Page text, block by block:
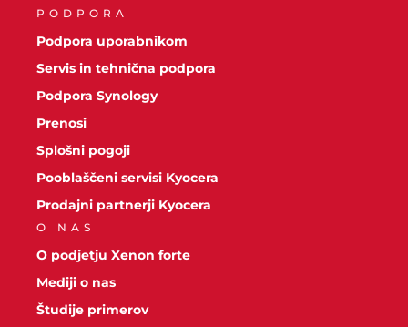
PODPORA
Podpora uporabnikom
Servis in tehnična podpora
Podpora Synology
Prenosi
Splošni pogoji
Pooblaščeni servisi Kyocera
Prodajni partnerji Kyocera
O NAS
O podjetju Xenon forte
Mediji o nas
Študije primerov